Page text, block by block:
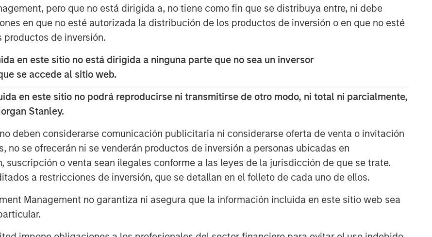
pero que no está dirigida a, no tiene como fin que se distribuya entre, ni debe
en que no esté autorizada la distribución de los productos de inversión o en que no esté
de inversión.
en este sitio no está dirigida a ninguna parte que no sea un inversor
se accede al sitio web.
en este sitio no podrá reproducirse ni transmitirse de otro modo, ni total ni parcialmente,
Stanley.
deben considerarse comunicación publicitaria ni considerarse oferta de venta o invitación
no se ofrecerán ni se venderán productos de inversión a personas ubicadas en
o venta sean ilegales conforme a las leyes de la jurisdicción de que se trate.
a restricciones de inversión, que se detallan en el folleto de cada uno de ellos.
Management no garantiza ni asegura que la información incluida en este sitio web sea
Dr. Harmon and his prior company,
support provided by Morgan
Capital Partners IV fund.
fourth investment in the
Equity pursued a similar investment
to 2005, which concluded with
CHK) for over $2.2 billion. The
senior executives from the
Beardsley (Chief Geoscientist),
and Jim Dissen (VP, Corporate
(VP, Operations) and Jim Jarrell
with this team for nearly a decade,
environment. We couldn't be
Energy - the premier energy team